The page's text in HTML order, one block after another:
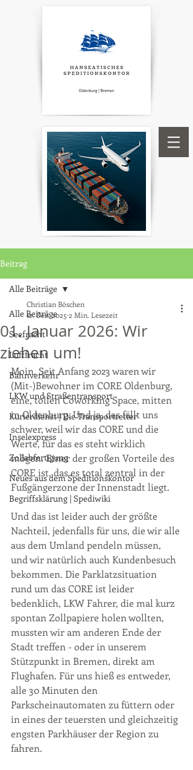
Beitrag
Alle Beiträge
Seefracht
Luftfracht
Bahnverkehr
LKW und Straßentransport
Kurierdienst | Die Transportretter
Inselexpress
Zollabfertigung
Neues aus dem Speditionskontor
Begriffsklärung | Spediwiki
Alle Beiträge
01. Januar 2026: Wir
ziehen um!
Christian Böschen
12. Dez. 2025 2 Min. Lesezeit
Moin. Seit Anfang 2023 waren wir
(Mit-)Bewohner im CORE Oldenburg,
eine, tollen Coworking Space, mitten
in Oldenburg. Und ja, das fällt uns
schwer, weil wir das CORE und die
Werte, für das es steht wirklich
mögen. Einer der großen Vorteile des
CORE ist, das es total zentral in der
Fußgängerzone der Innenstadt liegt.
Und das ist leider auch der größte
Nachteil, jedenfalls für uns, die wir alle
aus dem Umland pendeln müssen,
und wir natürlich auch Kundenbesuch
bekommen. Die Parklatzsituation
rund um das CORE ist leider
bedenklich, LKW Fahrer, die mal kurz
spontan Zollpapiere holen wollten,
mussten wir am anderen Ende der
Stadt treffen - oder in unserem
Stützpunkt in Bremen, direkt am
Flughafen. Für uns hieß es entweder,
alle 30 Minuten den
Parkscheinautomaten zu füttern oder
in eines der teuersten und gleichzeitig
engsten Parkhäuser der Region zu
fahren.